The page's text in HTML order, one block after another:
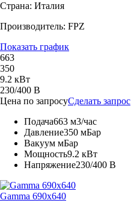
Страна: Италия
Производитель: FPZ
Показать график
663
350
9.2 кВт
230/400 В
Цена по запросуСделать запрос
Подача663 м3/час
Давление350 мБар
Вакуум мБар
Мощность9.2 кВт
Напряжение230/400 В
Gamma 690x640